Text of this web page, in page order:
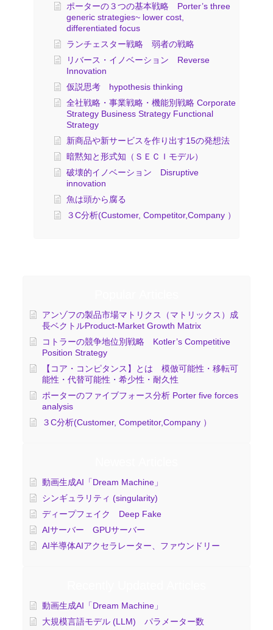
ポーターの３つの基本戦略 Porter’s three
generic strategies~ lower cost,
differentiated focus
ランチェスター戦略 弱者の戦略
リバース・イノベーション Reverse
Innovation
仮説思考 hypothesis thinking
全社戦略・事業戦略・機能別戦略 Corporate
Strategy Business Strategy Functional
Strategy
新商品や新サービスを作り出す15の発想法
暗黙知と形式知（ＳＥＣＩモデル）
破壊的イノベーション Disruptive
innovation
魚は頭から腐る
３C分析(Customer, Competitor,Company ）
アンゾフの製品市場マトリクス（マトリックス）成
長ベクトルProduct-Market Growth Matrix
コトラーの競争地位別戦略 Kotler’s Competitive
Position Strategy
【コア・コンピタンス】とは 模倣可能性・移転可
能性・代替可能性・希少性・耐久性
ポーターのファイブフォース分析 Porter five forces
analysis
３C分析(Customer, Competitor,Company ）
動画生成AI「Dream Machine」
シンギュラリティ (singularity)
ディープフェイク Deep Fake
AIサーバー GPUサーバー
AI半導体AIアクセラレーター、ファウンドリー
動画生成AI「Dream Machine」
大規模言語モデル (LLM) パラメーター数